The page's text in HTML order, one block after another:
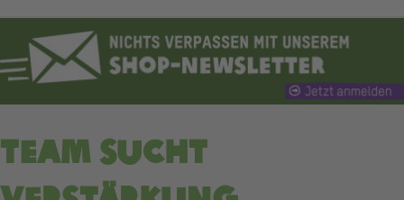
https://shops.oxfam.de/newsletter
Team sucht